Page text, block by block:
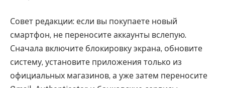
Совет редакции: если вы покупаете новый
смартфон, не переносите аккаунты вслепую.
Сначала включите блокировку экрана, обновите
систему, установите приложения только из
официальных магазинов, а уже затем переносите